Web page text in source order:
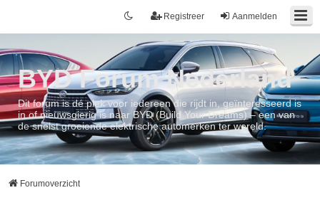
Aanmelden
Registreer
BYD Forum Nederland
Dit forum is dé plek voor iedereen die rijdt in, geïnteresseerd is
in of nieuwsgierig is naar BYD (Build Your Dreams) – een van
de snelst groeiende elektrische automerken ter wereld.
Forumoverzicht